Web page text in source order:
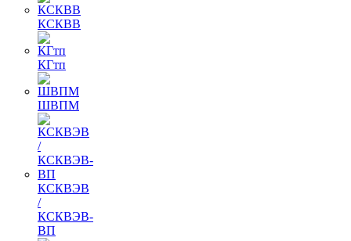
КСКВВ
КГтп
ШВПМ
КСКВЭВ
/
КСКВЭВ-
ВП